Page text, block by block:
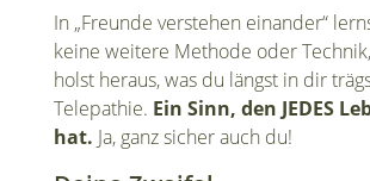
In „Freunde verstehen einander“
keine weitere Methode oder
holst heraus, was du längst in dir
Telepathie. Ein Sinn, den JEDES
hat. Ja, ganz sicher auch du!